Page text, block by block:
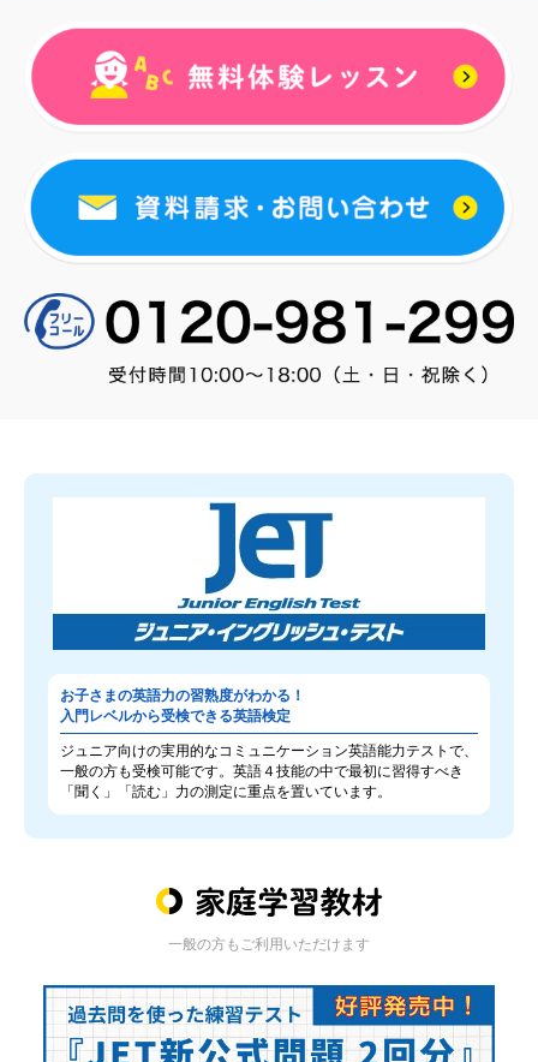
お子さまの英語力の習熟度がわかる！
入門レベルから受検できる英語検定
ジュニア向けの実用的なコミュニケーション英語能力テストで、
一般の方も受検可能です。英語４技能の中で最初に習得すべき
「聞く」「読む」力の測定に重点を置いています。
一般の方もご利用いただけます